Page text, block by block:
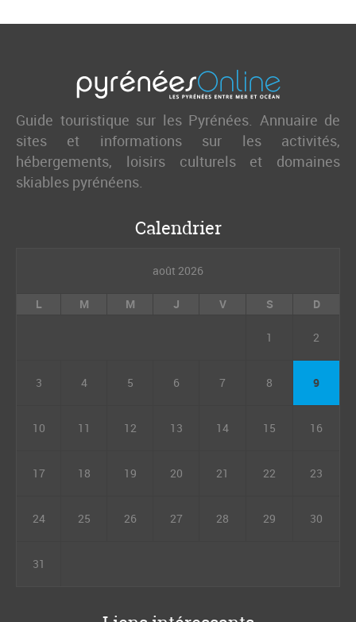
Guide touristique sur les Pyrénées. Annuaire de
sites et informations sur les activités,
hébergements, loisirs culturels et domaines
skiables pyrénéens.
Calendrier
août 2026
L M M J V S D
1 2
3 4 5 6 7 8 9
10 11 12 13 14 15 16
17 18 19 20 21 22 23
24 25 26 27 28 29 30
31